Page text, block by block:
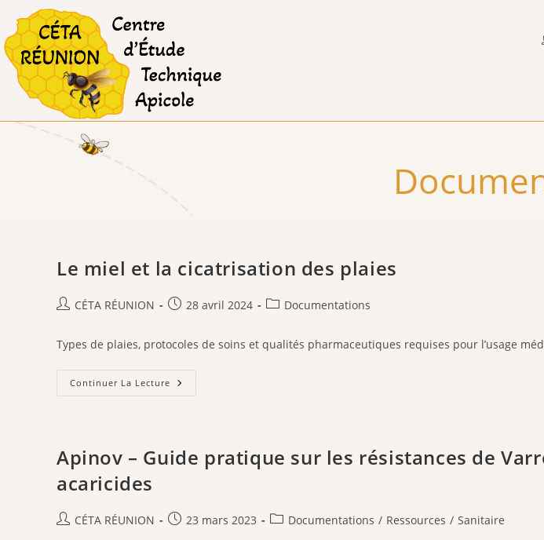
content
Le miel et la cicatrisation des plaies
Auteur/autrice
la
publication :
CÉTA RÉUNION
Publication
28 avril 2024
PostDocumentations
Types de plaies, protocoles de soins et qualités pharmaceutiques requises pour l’usage
Continuer La Lecture Le
Miel
Plaies
Apinov – Guide pratique sur les résistances de
acaricides
Auteur/autrice
CÉTA RÉUNION
Publication
23 mars 2023
PostDocumentations / Ressources / Sanitaire